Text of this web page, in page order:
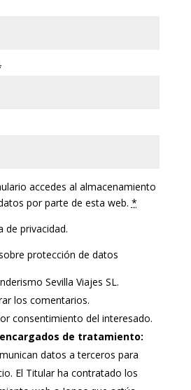
accedes al almacenamiento
por parte de esta web. *
de privacidad.
protección de datos
Sevilla Viajes SL.
los comentarios.
consentimiento del interesado.
de tratamiento:
datos a terceros para
El Titular ha contratado los